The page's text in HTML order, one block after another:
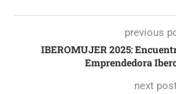
previous
IBEROMUJER 2025:
Emprendedora
next